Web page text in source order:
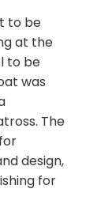
to be
at the
to be
was
The
design,
for